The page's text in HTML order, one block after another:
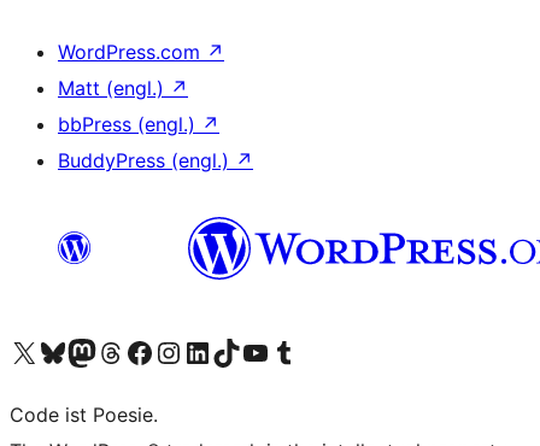
WordPress.com ↗
Matt (engl.) ↗
bbPress (engl.) ↗
BuddyPress (engl.) ↗
Unser X-Konto (früher Twitter) besuchen
Unser Bluesky-Konto besuchen
Unser Mastodon-Konto besuchen
Unser Threads-Konto besuchen
Unsere Facebook-Seite besuchen
Unser Instagram-Konto besuchen
Unser LinkedIn-Konto besuchen
Unser TikTok-Konto besuchen
Unseren YouTube-Kanal besuchen
Unser Tumblr-Konto besuchen
Code ist Poesie.